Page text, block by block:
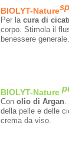
BIOLYT-Naturesp
Per la cura di
corpo. Stimola il
benessere generale.
BIOLYT-Nature
Con olio di Argan.
della pelle e delle
crema da viso.